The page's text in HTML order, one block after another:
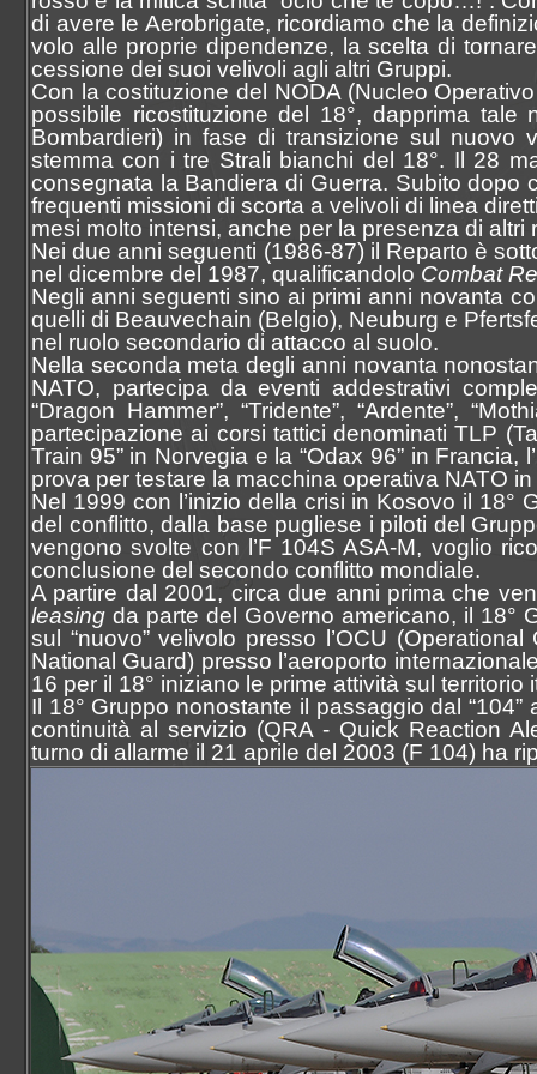
di avere le Aerobrigate, ricordiamo che la
volo alle proprie dipendenze, la scelta di
cessione dei suoi velivoli agli altri Gruppi.
Con la costituzione del NODA (Nucleo
possibile ricostituzione del 18°, dapprima
Bombardieri) in fase di transizione sul nuovo
stemma con i tre Strali bianchi del 18°. Il 28
consegnata la Bandiera di Guerra. Subito dopo
frequenti missioni di scorta a velivoli di linea
mesi molto intensi, anche per la presenza di altri
Nei due anni seguenti (1986-87) il Reparto è
nel dicembre del 1987, qualificandolo Combat
Negli anni seguenti sino ai primi anni novanta
quelli di Beauvechain (Belgio), Neuburg e
nel ruolo secondario di attacco al suolo.
Nella seconda meta degli anni novanta
NATO, partecipa da eventi addestrativi
“Dragon Hammer”, “Tridente”, “Ardente”,
partecipazione ai corsi tattici denominati TLP
Train 95” in Norvegia e la “Odax 96” in
prova per testare la macchina operativa NATO
Nel 1999 con l’inizio della crisi in Kosovo il
del conflitto, dalla base pugliese i piloti del
vengono svolte con l’F 104S ASA-M, voglio
conclusione del secondo conflitto mondiale.
A partire dal 2001, circa due anni prima che
leasing da parte del Governo americano, il 18°
sul “nuovo” velivolo presso l’OCU
National Guard) presso l’aeroporto
16 per il 18° iniziano le prime attività sul
Il 18° Gruppo nonostante il passaggio dal
continuità al servizio (QRA - Quick Reaction
turno di allarme il 21 aprile del 2003 (F 104) ha